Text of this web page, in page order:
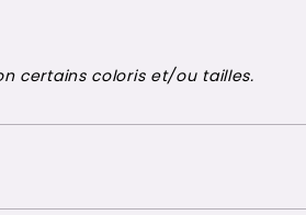
certains coloris et/ou tailles.